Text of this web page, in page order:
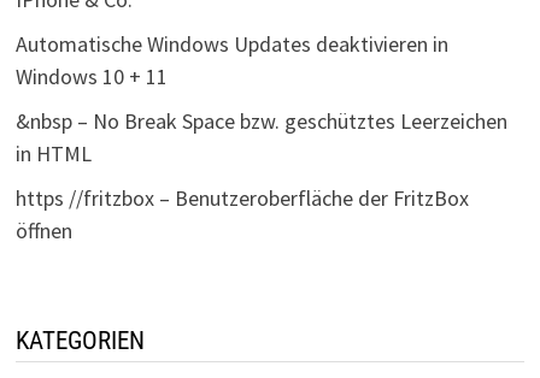
Automatische Windows Updates deaktivieren in
Windows 10 + 11
&nbsp – No Break Space bzw. geschütztes Leerzeichen
in HTML
https //fritzbox – Benutzeroberfläche der FritzBox
öffnen
KATEGORIEN